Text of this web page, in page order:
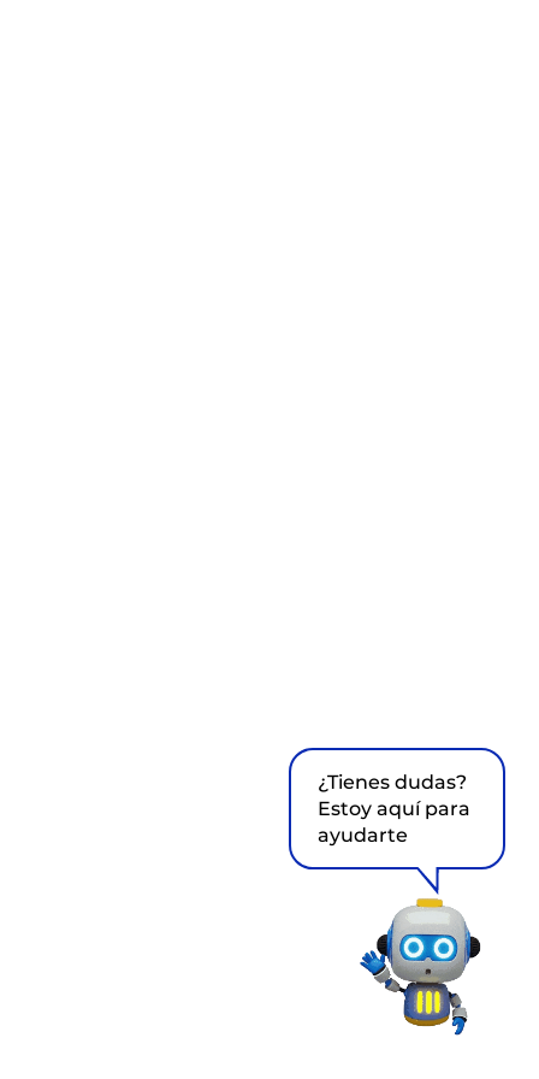
¿Tienes dudas?
Estoy aquí para
ayudarte